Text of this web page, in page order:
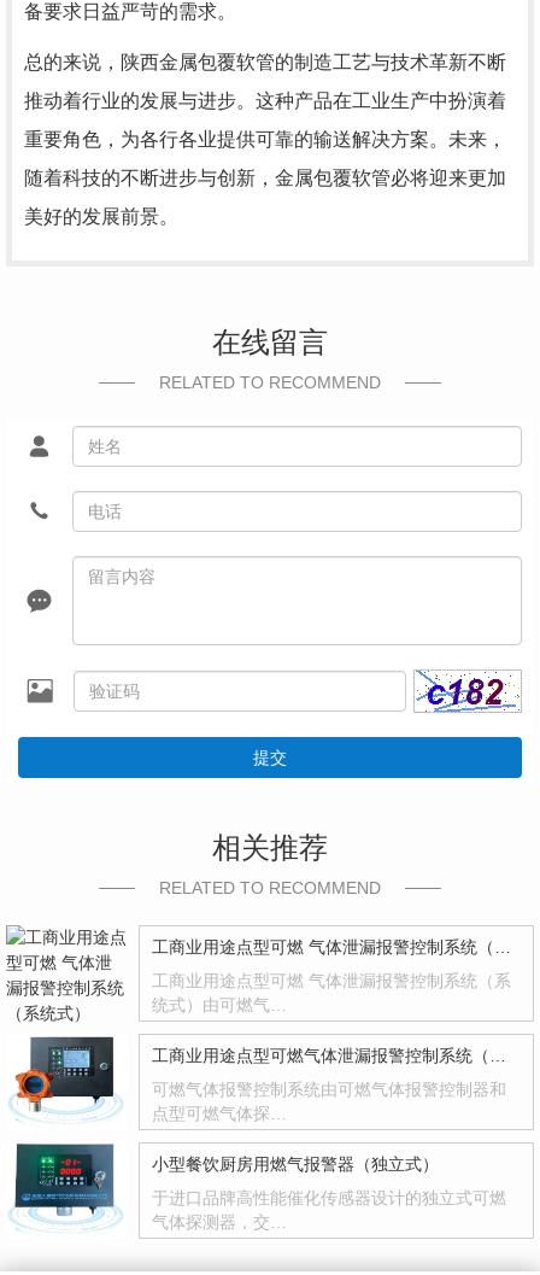
备要求日益严苛的需求。
总的来说，陕西金属包覆软管的制造工艺与技术革新不断
推动着行业的发展与进步。这种产品在工业生产中扮演着
重要角色，为各行各业提供可靠的输送解决方案。未来，
随着科技的不断进步与创新，金属包覆软管必将迎来更加
美好的发展前景。
在线留言
RELATED TO RECOMMEND
提交
相关推荐
RELATED TO RECOMMEND
工商业用途点型可燃 气体泄漏报警控制系统（系
统式）由可燃气…
可燃气体报警控制系统由可燃气体报警控制器和
点型可燃气体探…
小型餐饮厨房用燃气报警器（独立式）
于进口品牌高性能催化传感器设计的独立式可燃
气体探测器，交…